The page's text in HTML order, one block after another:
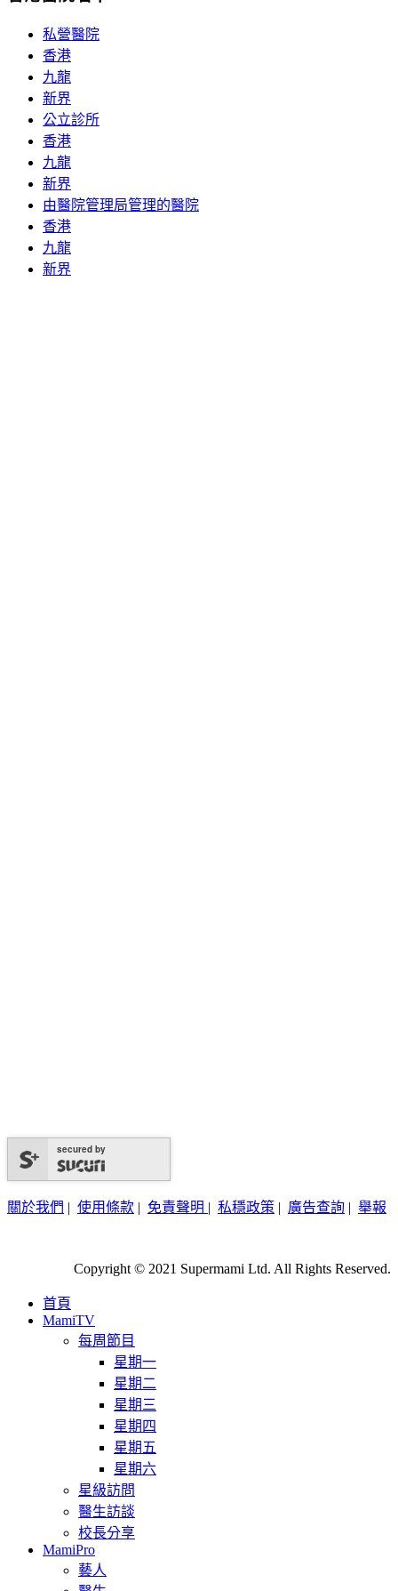
私營醫院
香港
九龍
新界
公立診所
香港
九龍
新界
由醫院管理局管理的醫院
香港
九龍
新界
secured by
關於我們 | 使用條款 | 免責聲明 | 私穩政策 | 廣告查詢 | 舉報
Copyright © 2021 Supermami Ltd. All Rights Reserved.
首頁
MamiTV
每周節目
星期一
星期二
星期三
星期四
星期五
星期六
星級訪問
醫生訪談
校長分享
MamiPro
藝人